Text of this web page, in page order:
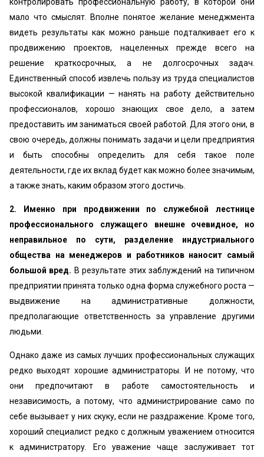
мало что смыслят. Вполне понятое желание менеджмента
видеть результаты как можно раньше подталкивает его к
продвижению проектов, нацеленных прежде всего на
решение краткосрочных, а не долгосрочных задач.
Единственный способ извлечь пользу из труда специалистов
высокой квалификации — нанять на работу действительно
профессионалов, хорошо знающих свое дело, а затем
предоставить им заниматься своей работой. Для этого они, в
свою очередь, должны понимать задачи и цели предприятия
и быть способны определить для себя такое поле
деятельности, где их вклад будет как можно более значимым,
а также знать, каким образом этого достичь.
2. Именно при продвижении по служебной лестнице
профессионального служащего внешне очевидное, но
неправильное по сути, разделение индустриального
общества на менеджеров и работников наносит самый
большой вред. В результате этих заблуждений на типичном
предприятии принята только одна форма служебного роста —
выдвижение на административные должности,
предполагающие ответственность за управление другими
людьми.
Однако даже из самых лучших профессиональных служащих
редко выходят хорошие администраторы. И не потому, что
они предпочитают в работе самостоятельность и
независимость, а потому, что администрирование само по
себе вызывает у них скуку, если не раздражение. Кроме того,
хороший специалист редко с должным уважением относится
к администратору. Его уважение чаще заслуживает тот